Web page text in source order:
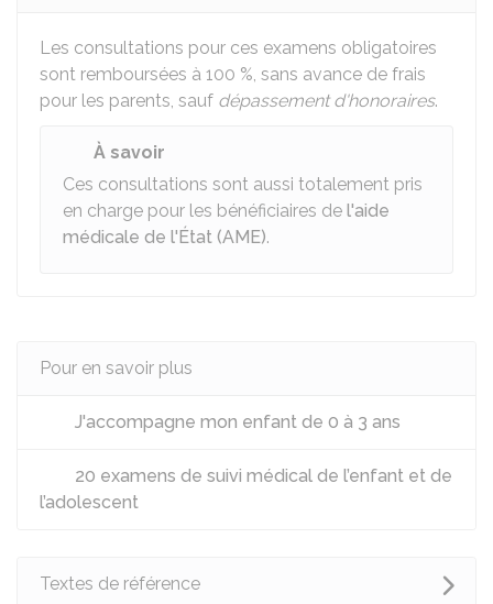
Les consultations pour ces examens obligatoires
sont remboursées à 100 %, sans avance de frais
pour les parents, sauf dépassement d'honoraires.
À savoir
Ces consultations sont aussi totalement pris
en charge pour les bénéficiaires de l'aide
médicale de l'État (AME).
Pour en savoir plus
J'accompagne mon enfant de 0 à 3 ans
20 examens de suivi médical de l’enfant et de
l’adolescent
Textes de référence